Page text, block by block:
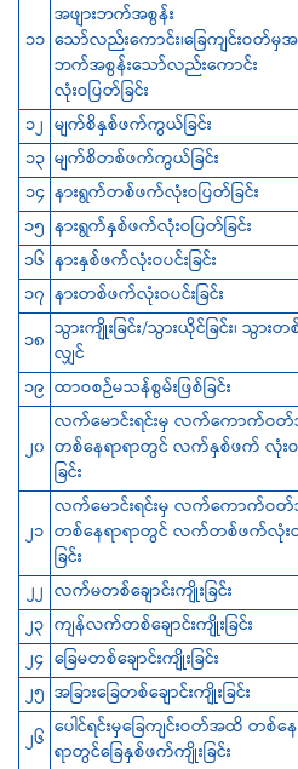
၁၁
အဖျားဘက်အစွန်း
သော်လည်းကောင်း၊ခြေကျင်းဝတ်မှအ
ဘက်အစွန်းသော်လည်းကောင်း
လုံးဝပြတ်ခြင်း
၁၂ မျက်စိနှစ်ဖက်ကွယ်ခြင်း
၁၃ မျက်စိတစ်ဖက်ကွယ်ခြင်း
၁၄ နားရွက်တစ်ဖက်လုံးဝပြတ်ခြင်း
၁၅ နားရွက်နှစ်ဖက်လုံးဝပြတ်ခြင်း
၁၆ နားနှစ်ဖက်လုံးဝပင်းခြင်း
၁၇ နားတစ်ဖက်လုံးဝပင်းခြင်း
၁၈ သွားကျိုးခြင်း/သွားယိုင်ခြင်း၊ သွားတစ်
လျှင်
၁၉ ထာဝစဉ်မသန်စွမ်းဖြစ်ခြင်း
၂၀
လက်မောင်းရင်းမှ လက်ကောက်ဝ
တစ်နေရာရာတွင် လက်နှစ်ဖက် လုံးဝ
ခြင်း
၂၁
လက်မောင်းရင်းမှ လက်ကောက်ဝ
တစ်နေရာရာတွင် လက်တစ်ဖက်လုံးဝ
ခြင်း
၂၂ လက်မတစ်ချောင်းကျိုးခြင်း
၂၃ ကျန်လက်တစ်ချောင်းကျိုးခြင်း
၂၄ ‌ခြေမတစ်ချောင်းကျိုးခြင်း
၂၅ အခြားခြေတစ်ချောင်းကျိုးခြင်း
၂၆ ပေါင်ရင်းမှခြေကျင်းဝတ်အထိ တစ်န
ရာတွင်ခြေနှစ်ဖက်ကျိုးခြင်း